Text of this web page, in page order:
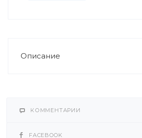
Описание
КОММЕНТАРИИ
FACEBOOK